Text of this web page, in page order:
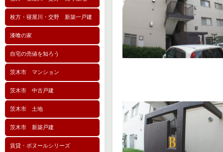
枚方・寝屋川・交野 新築一戸建
漆喰の家
自宅の売値を知ろう
茨木市 マンション
茨木市 中古戸建
茨木市 土地
茨木市 新築戸建
賃貸・ボヌールシリーズ